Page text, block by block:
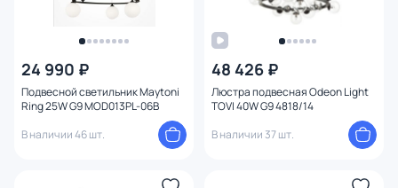
24 990 ₽
Подвесной светильник Maytoni
Ring 25W G9 MOD013PL-06B
В наличии 46 шт.
48 426 ₽
Люстра подвесная Odeon Light
TOVI 40W G9 4818/14
В наличии 37 шт.
Доставка
Цена
От До